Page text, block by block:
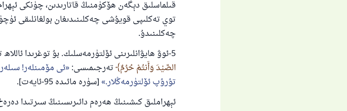
قىلماسلىق دېگەن ھۆكۈمنىڭ قاتارىدىن، چۈنكى
توي تەكلىپى قويۇشى چەكلىنىدىغان بولغانلىقى
چەكلىنىدۇ.
5-ئوۋ ھايۋانلىرىنى ئۆلتۈرمەسلىك. بۇ توغرىدا ئاللاھ تائالا مۇنداق دەيدۇ:
الصَّيْدَ وَأَنتُمْ حُرُمٌ تەرجىمىسى: ئى مۆمىنلەر!
تۇرۇپ ئۆلتۈرمەڭلار. [سۈرە مائىدە 95-ئايەت].
ئېھراملىق كىشىنىڭ ھەرەم دائىرىسىنىڭ سىرتىدا